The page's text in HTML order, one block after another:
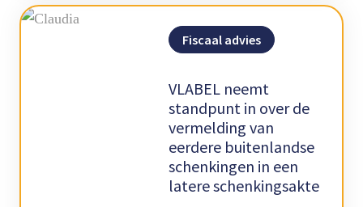
Fiscaal advies
VLABEL neemt
standpunt in over de
vermelding van
eerdere buitenlandse
schenkingen in een
latere schenkingsakte